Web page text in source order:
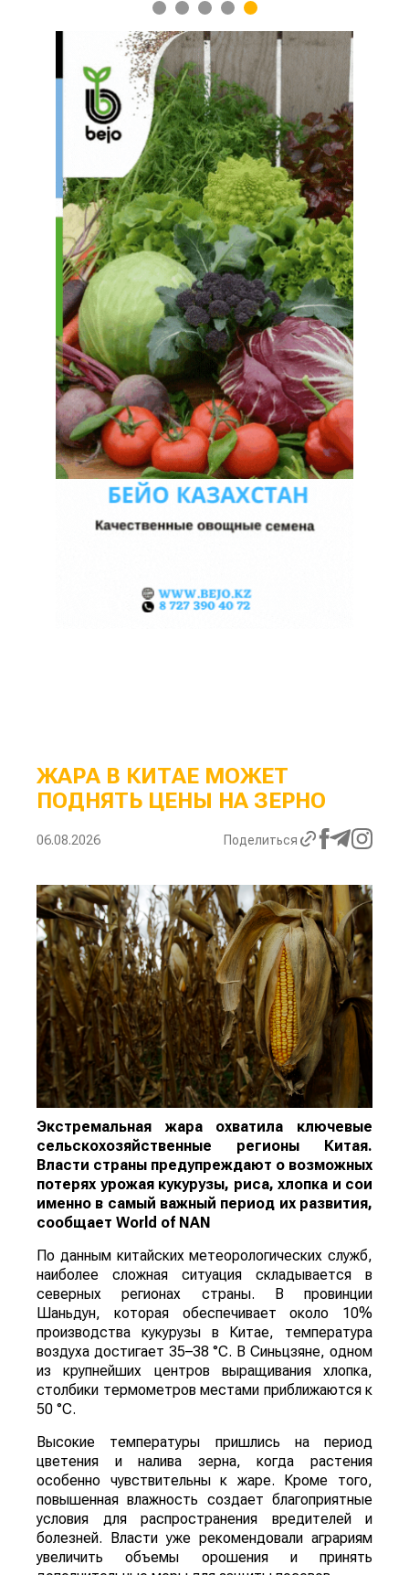
1 2 3 4 5
ЖАРА В КИТАЕ МОЖЕТ
ПОДНЯТЬ ЦЕНЫ НА ЗЕРНО
06.08.2026 Поделиться
Экстремальная жара охватила ключевые
сельскохозяйственные регионы Китая.
Власти страны предупреждают о возможных
потерях урожая кукурузы, риса, хлопка и сои
именно в самый важный период их развития,
сообщает World of NAN
По данным китайских метеорологических служб,
наиболее сложная ситуация складывается в
северных регионах страны. В провинции
Шаньдун, которая обеспечивает около 10%
производства кукурузы в Китае, температура
воздуха достигает 35–38 °C. В Синьцзяне, одном
из крупнейших центров выращивания хлопка,
столбики термометров местами приближаются к
50 °C.
Высокие температуры пришлись на период
цветения и налива зерна, когда растения
особенно чувствительны к жаре. Кроме того,
повышенная влажность создает благоприятные
условия для распространения вредителей и
болезней. Власти уже рекомендовали аграриям
увеличить объемы орошения и принять